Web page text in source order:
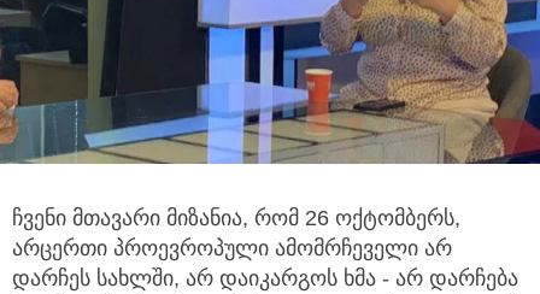
ჩვენი მთავარი მიზანია, რომ 26 ოქტომბერს,
არცერთი პროევროპული ამომრჩეველი არ
დარჩეს სახლში, არ დაიკარგოს ხმა - არ დარჩება